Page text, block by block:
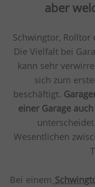
aber
Schwingtor, Rolltor
Die Vielfalt bei
kann sehr
sich zum
beschäftigt.
einer Garage
Wesentlichen
Bei einem